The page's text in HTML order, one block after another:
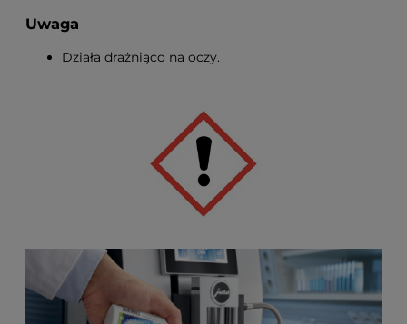
Uwaga
Działa drażniąco na oczy.